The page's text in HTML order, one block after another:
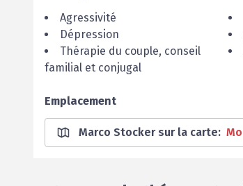
Agressivité
Dépression
Thérapie du couple, conseil
familial et conjugal
Emplacement
Marco Stocker sur la carte: